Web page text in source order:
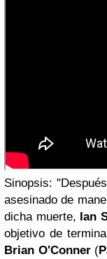
Sinopsis:
asesinado de
dicha muerte, Ian
objetivo de
Brian O'Conner(